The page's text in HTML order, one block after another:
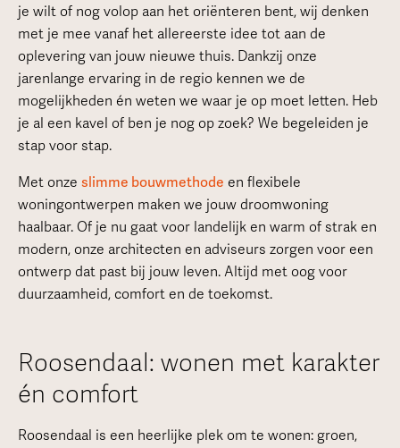
je wilt of nog volop aan het oriënteren bent, wij denken
met je mee vanaf het allereerste idee tot aan de
oplevering van jouw nieuwe thuis. Dankzij onze
jarenlange ervaring in de regio kennen we de
mogelijkheden én weten we waar je op moet letten. Heb
je al een kavel of ben je nog op zoek? We begeleiden je
stap voor stap.
Met onze slimme bouwmethode en flexibele
woningontwerpen maken we jouw droomwoning
haalbaar. Of je nu gaat voor landelijk en warm of strak en
modern, onze architecten en adviseurs zorgen voor een
ontwerp dat past bij jouw leven. Altijd met oog voor
duurzaamheid, comfort en de toekomst.
Roosendaal: wonen met karakter
én comfort
Roosendaal is een heerlijke plek om te wonen: groen,